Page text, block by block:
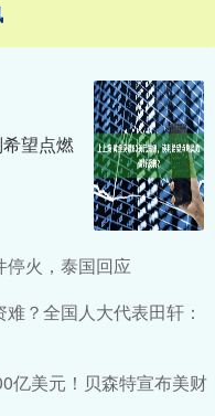
望点燃
停火，泰国回应
？全国人大代表田轩：
亿美元！贝森特宣布美财